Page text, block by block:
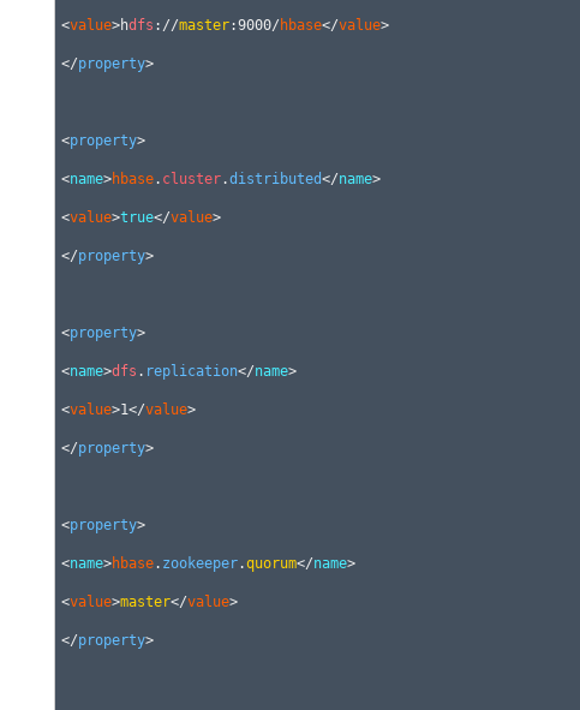
<value>hdfs ://master:9000/ hbase</value>
</property>
<property>
<name>hbase. cluster.distributed</name>
<value>true</value>
</property>
<property>
<name>dfs . replication</name>
<value>1</value>
</property>
<property>
<name>hbase. zookeeper.quorum</name>
<value>master</value>
</property>